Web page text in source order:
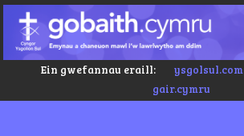
Ein gwefannau eraill: ysgolsul.com
gair.cymru